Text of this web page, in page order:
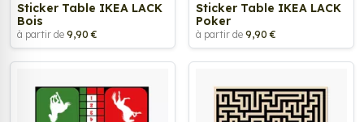
Sticker Table IKEA LACK
Bois
à partir de 9,90 €
Sticker Table IKEA LACK
Poker
à partir de 9,90 €